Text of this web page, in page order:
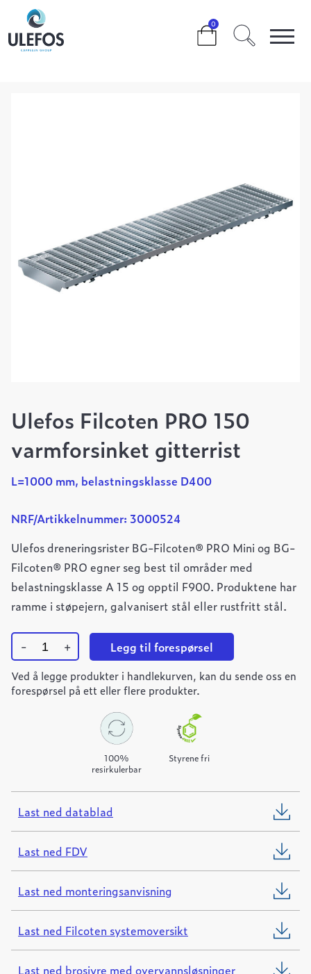
0
>>>
ULEFOS FILCOTEN PRO 150 VARMFORSINKET
GITTERRIST
Ulefos Filcoten PRO 150
varmforsinket gitterrist
L=1000 mm, belastningsklasse D400
NRF/Artikkelnummer: 3000524
Ulefos dreneringsrister BG-Filcoten® PRO Mini og BG-
Filcoten® PRO egner seg best til områder med
belastningsklasse A 15 og opptil F900. Produktene har
ramme i støpejern, galvanisert stål eller rustfritt stål.
-
Ulefos
Filcoten
PRO
150
+ Legg til forespørsel
Ved å legge produkter i handlekurven, kan du sende oss en
forespørsel på ett eller flere produkter.
100%
resirkulerbar
Styrene fri
Last ned datablad
Last ned FDV
Last ned monteringsanvisning
Last ned Filcoten systemoversikt
Last ned brosjyre med overvannsløsninger